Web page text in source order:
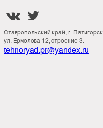
 
Ставропольский край, г. Пятигорск,
ул. Ермолова 12, строение 3.
tehnoryad.pr@yandex.ru